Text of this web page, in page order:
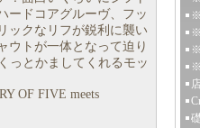
ードコアグルーヴ、フッ
ックなリフが鋭利に襲い
ウトが一体となって迫り
っとかましてくれるモッ
OF FIVE meets